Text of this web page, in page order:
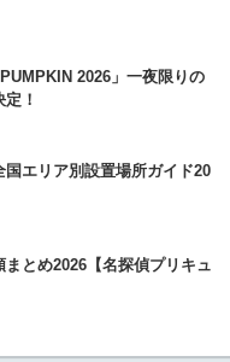
2026」一夜限りの
！
エリア別設置場所ガイド20
とめ2026【名探偵プリキュ